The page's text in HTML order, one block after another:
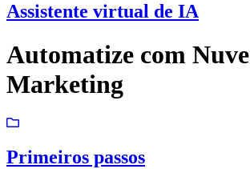
Assistente virtual de IA
Automatize com
Marketing
Primeiros passos